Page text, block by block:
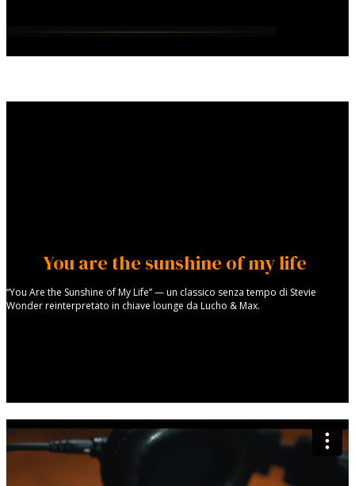
You are the sunshine of my life
“You Are the Sunshine of My Life” — un classico senza tempo di Stevie
Wonder reinterpretato in chiave lounge da Lucho & Max.